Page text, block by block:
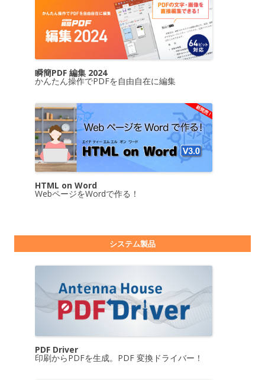
瞬簡PDF 編集 2024
かんたん操作でPDFを自由自在に編集
HTML on Word
WebページをWordで作る！
システム製品
PDF Driver
印刷からPDFを生成。PDF 変換ドライバー！